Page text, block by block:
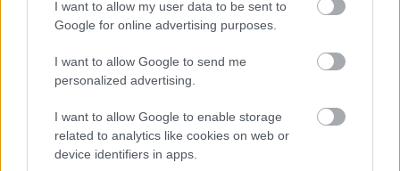
I want to allow my user data to be sent to
Google for online advertising purposes.
I want to allow Google to send me
personalized advertising.
I want to allow Google to enable storage
related to analytics like cookies on web or
device identifiers in apps.
Γραμματεία, Διοίκηση, Λογιστήριο,
Μηχανογράφηση.
Μείωση κόστους στις παραγωγικές-εκμεταλλευτικές
δραστηριότητες:
Έμμεσες Δραστηριότητες Παραγωγής
Βοηθητικές Λειτουργίες
Ειδικές Δραστηριότητες